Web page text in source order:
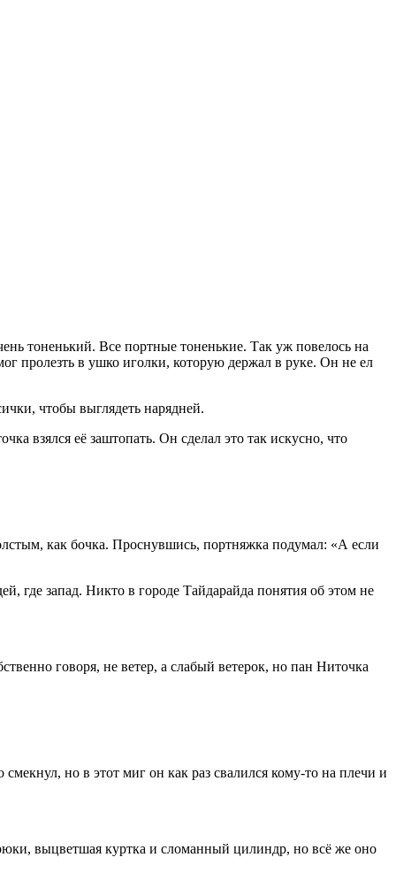
тоненький. Все портные тоненькие. Так уж повелось на
пролезть в ушко иголки, которую держал в руке. Он не ел
чтобы выглядеть нарядней.
взялся её заштопать. Он сделал это так искусно, что
как бочка. Проснувшись, портняжка подумал: «А если
где запад. Никто в городе Тайдарайда понятия об этом не
говоря, не ветер, а слабый ветерок, но пан Ниточка
но в этот миг он как раз свалился кому-то на плечи и
выцветшая куртка и сломанный цилиндр, но всё же оно